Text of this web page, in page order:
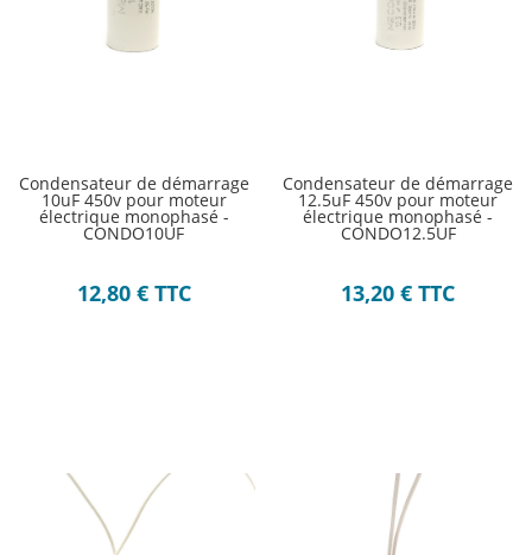
Condensateur de démarrage
10uF 450v pour moteur
électrique monophasé -
CONDO10UF
12,80 € TTC
Condensateur de démarrage
12.5uF 450v pour moteur
électrique monophasé -
CONDO12.5UF
13,20€ TTC